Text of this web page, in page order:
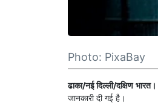
Photo: PixaBay
ढाका/नई दिल्ली/दक्षिण भारत।
जानकारी दी गई है।